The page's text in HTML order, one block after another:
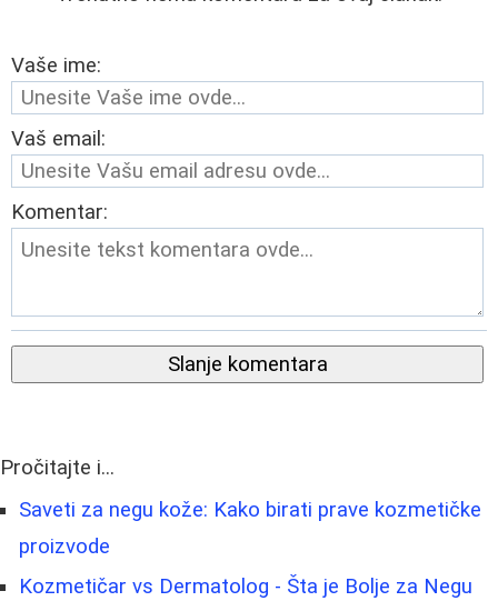
Vaše ime:
Vaš email:
Komentar:
Slanje komentara
Pročitajte i...
Saveti za negu kože: Kako birati prave kozmetičke
proizvode
Kozmetičar vs Dermatolog - Šta je Bolje za Negu